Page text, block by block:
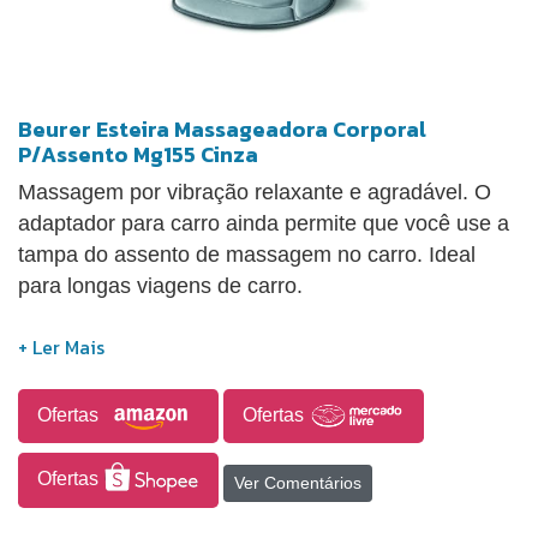
Beurer Esteira Massageadora Corporal
P/Assento Mg155 Cinza
Massagem por vibração relaxante e agradável. O
adaptador para carro ainda permite que você use a
tampa do assento de massagem no carro. Ideal
para longas viagens de carro.
Ofertas Ofertas
Ofertas Ver Comentários